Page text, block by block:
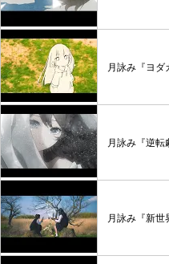
月詠み『ヨ
月詠み『逆
月詠み『新